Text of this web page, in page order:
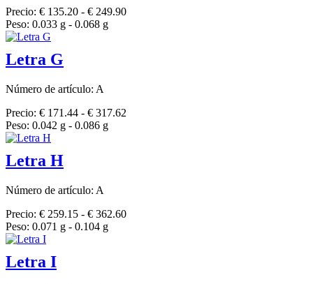
Precio: € 135.20 - € 249.90
Peso: 0.033 g - 0.068 g
Letra G
Número de artículo: A
Precio: € 171.44 - € 317.62
Peso: 0.042 g - 0.086 g
Letra H
Número de artículo: A
Precio: € 259.15 - € 362.60
Peso: 0.071 g - 0.104 g
Letra I